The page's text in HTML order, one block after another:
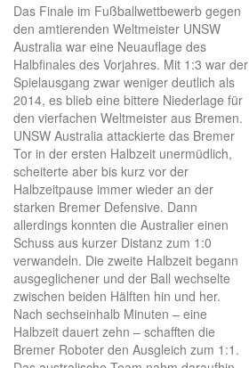
Das Finale im Fußballwettbewerb gegen
den amtierenden Weltmeister UNSW
Australia war eine Neuauflage des
Halbfinales des Vorjahres. Mit 1:3 war der
Spielausgang zwar weniger deutlich als
2014, es blieb eine bittere Niederlage für
den vierfachen Weltmeister aus Bremen.
UNSW Australia attackierte das Bremer
Tor in der ersten Halbzeit unermüdlich,
scheiterte aber bis kurz vor der
Halbzeitpause immer wieder an der
starken Bremer Defensive. Dann
allerdings konnten die Australier einen
Schuss aus kurzer Distanz zum 1:0
verwandeln. Die zweite Halbzeit begann
ausgeglichener und der Ball wechselte
zwischen beiden Hälften hin und her.
Nach sechseinhalb Minuten – eine
Halbzeit dauert zehn – schafften die
Bremer Roboter den Ausgleich zum 1:1.